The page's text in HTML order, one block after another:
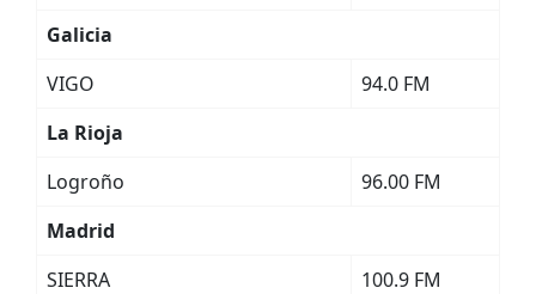
Galicia
VIGO
94.0 FM
La Rioja
Logroño
96.00 FM
Madrid
SIERRA
100.9 FM